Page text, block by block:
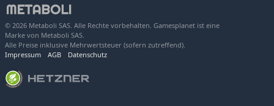
© 2026 Metaboli SAS. Alle Rechte vorbehalten. Gamesplanet ist eine
Marke von Metaboli SAS.
Alle Preise inklusive Mehrwertsteuer (sofern zutreffend).
Impressum
AGB Datenschutz